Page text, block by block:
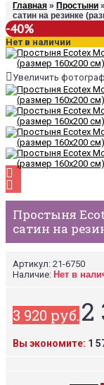
Главная » Простыни
сатин на резинке
-40%
Нет в наличии
Увеличить
Простыня
сатин на
Артикул: 21-6750
Наличие: Нет в
3 920 руб.2
Вы экономите: 1